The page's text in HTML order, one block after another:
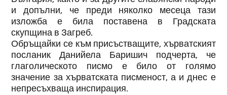
и допълни, че преди няколко месеца тази
изложба е била поставена в Градската
скупщина в Загреб.
Обръщайки се към присъстващите, хърватският
посланик Данийела Баришич подчерта, че
глаголическото писмо е било от голямо
значение за хърватската писменост, а и днес е
непресъхваща инспирация.